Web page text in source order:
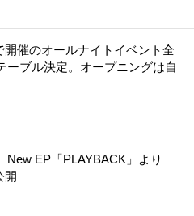
開催のオールナイトイベント全
ーブル決定。オープニングは自
New EP「PLAYBACK」より
開